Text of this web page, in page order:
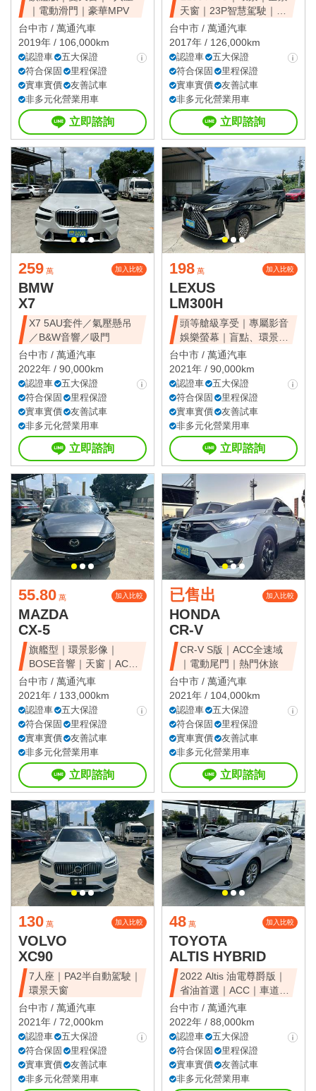
｜電動滑門｜豪華MPV
台中市 / 萬通汽車
2019年 / 106,000km
認證車
五大保證
符合保固
里程保證
實車實價
友善試車
非多元化營業用車
立即諮詢
天窗｜23P智慧駕駛｜總
代理
台中市 / 萬通汽車
2017年 / 126,000km
認證車
五大保證
符合保固
里程保證
實車實價
友善試車
非多元化營業用車
立即諮詢
259 萬 加入比較
BMW
X7
X7 5AU套件／氣壓懸吊
／B&W音響／吸門
台中市 / 萬通汽車
2022年 / 90,000km
認證車
五大保證
符合保固
里程保證
實車實價
友善試車
非多元化營業用車
立即諮詢
198 萬 加入比較
LEXUS
LM300H
頭等艙級享受｜專屬影音
娛樂螢幕｜盲點、環景、
雙電滑門、雙天窗
台中市 / 萬通汽車
2021年 / 90,000km
認證車
五大保證
符合保固
里程保證
實車實價
友善試車
非多元化營業用車
立即諮詢
55.80 萬 加入比較
MAZDA
CX-5
旗艦型｜環景影像｜
BOSE音響｜天窗｜ACC
全速域｜質感休旅
台中市 / 萬通汽車
2021年 / 133,000km
認證車
五大保證
符合保固
里程保證
實車實價
友善試車
非多元化營業用車
立即諮詢
已售出 加入比較
HONDA
CR-V
CR-V S版｜ACC全速域
｜電動尾門｜熱門休旅
台中市 / 萬通汽車
2021年 / 104,000km
認證車
五大保證
符合保固
里程保證
實車實價
友善試車
非多元化營業用車
立即諮詢
130 萬 加入比較
VOLVO
XC90
7人座｜PA2半自動駕駛｜
環景天窗
台中市 / 萬通汽車
2021年 / 72,000km
認證車
五大保證
符合保固
里程保證
實車實價
友善試車
非多元化營業用車
48 萬 加入比較
TOYOTA
ALTIS HYBRID
2022 Altis 油電尊爵版｜
省油首選｜ACC｜車道維
持
台中市 / 萬通汽車
2022年 / 88,000km
認證車
五大保證
符合保固
里程保證
實車實價
友善試車
非多元化營業用車